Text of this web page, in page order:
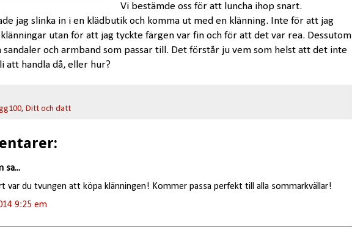
Vi bestämde oss för att luncha ihop snart.
jag slinka in i en klädbutik och komma ut med en klänning. Inte för att jag
utan för att jag tyckte färgen var fin och för att det var rea. Dessutom
sandaler och armband som passar till. Det förstår ju vem som helst att det inte
att handla då, eller hur?
, Ditt och datt
sa...
var du tvungen att köpa klänningen! Kommer passa perfekt till alla sommarkvällar!
9:25 em